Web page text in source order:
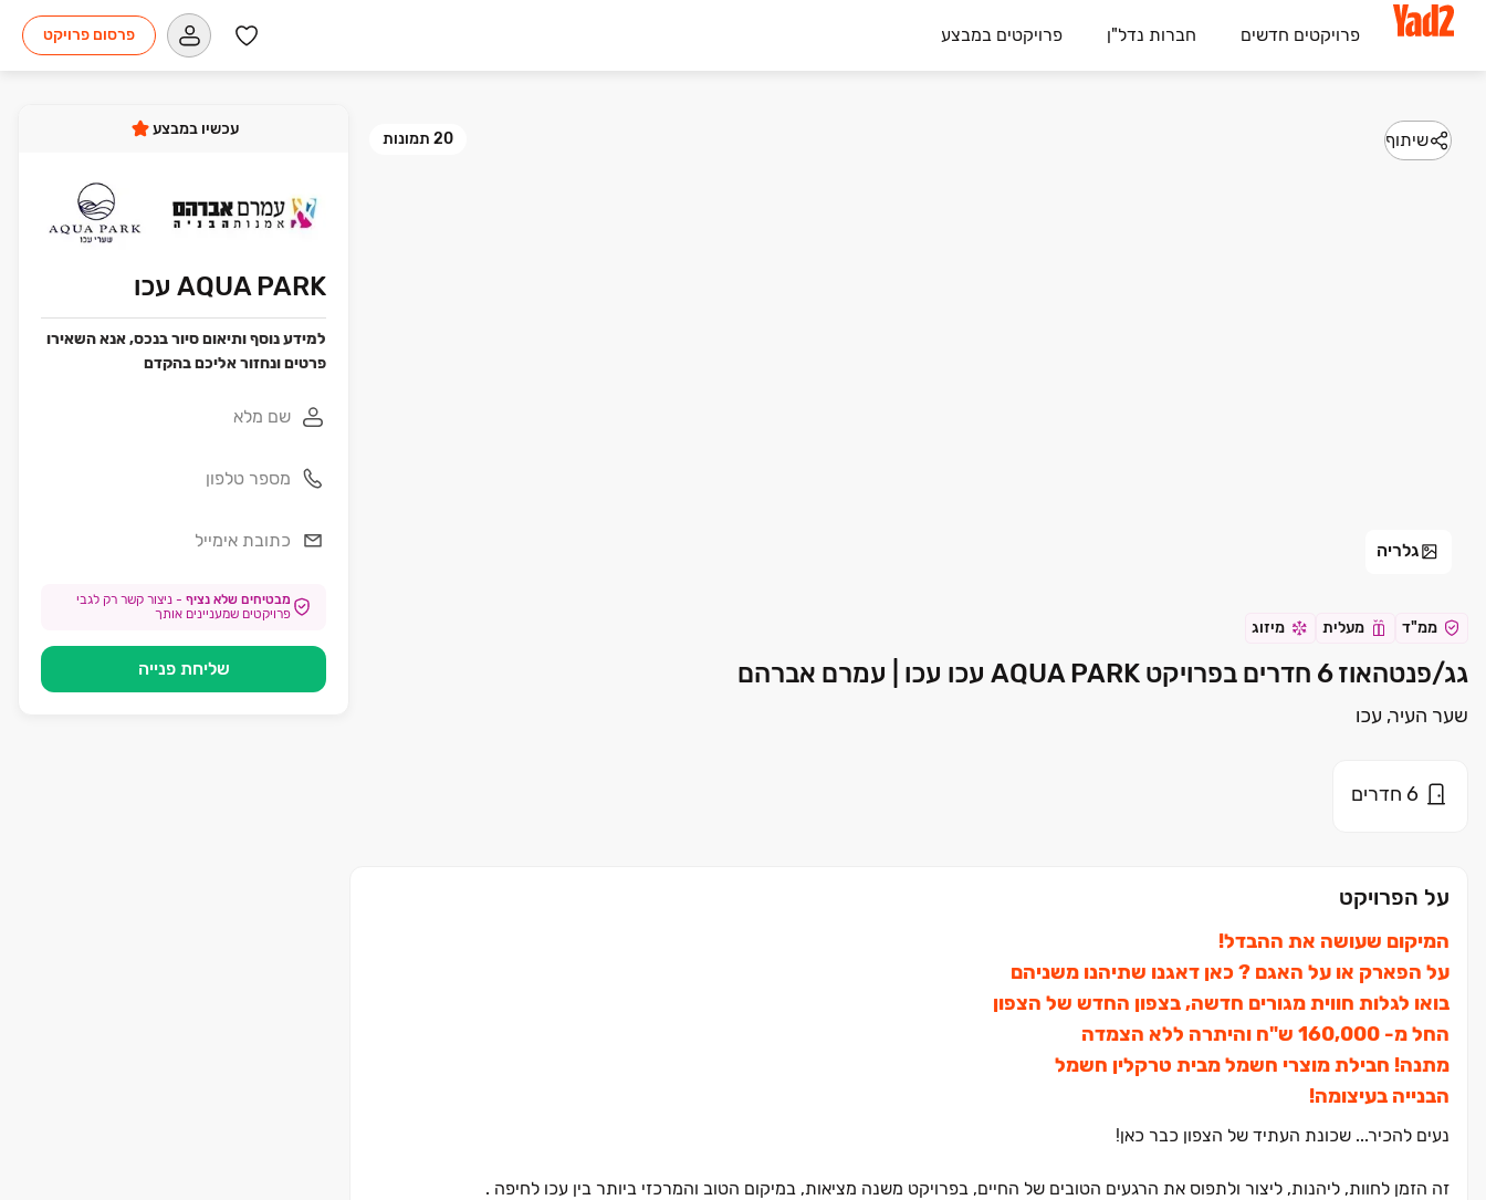
פרויקטים חדשים חברות נדל"ן פרויקטים במבצע פרסום פרויקט
20 תמונות שיתוף
גלריה
ממ"ד מעלית מיזוג
גג/פנטהאוז 6 חדרים בפרויקט AQUA PARK עכו עכו | עמרם אברהם
שער העיר, עכו
6 חדרים
על הפרויקט
המיקום שעושה את ההבדל!
על הפארק או על האגם ? כאן דאגנו שתיהנו משניהם
בואו לגלות חווית מגורים חדשה, בצפון החדש של הצפון
החל מ‏- ‏160,000 ש"ח והיתרה ללא הצמדה
מתנה! חבילת מוצרי חשמל מבית טרקלין חשמל
הבנייה בעיצומה!
נעים להכיר... שכונת העתיד של הצפון כבר כאן!
זה הזמן לחוות, ליהנות, ליצור ולתפוס את הרגעים הטובים של החיים, בפרויקט משנה מציאות, במיקום הטוב והמרכזי ביותר בין עכו לחיפה .
עכשיו במבצע
AQUA PARK עכו
למידע נוסף ותיאום סיור בנכס, אנא השאירו
פרטים ונחזור אליכם בהקדם
מבטיחים שלא נציף - ניצור קשר רק לגבי
פרויקטים שמעניינים אותך
שליחת פנייה